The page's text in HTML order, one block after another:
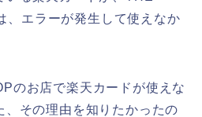
、エラーが発生して使えなか
のお店で楽天カードが使えな
、その理由を知りたかったの